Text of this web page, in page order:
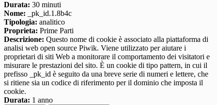
Durata: 30 minuti
Nome: _pk_id.1.8b4c
Tipologia: analitico
Proprieta: Prime Parti
Descrizione: Questo nome di cookie è associato alla piattaforma di
analisi web open source Piwik. Viene utilizzato per aiutare i
proprietari di siti Web a monitorare il comportamento dei visitatori e
misurare le prestazioni del sito. È un cookie di tipo pattern, in cui il
prefisso _pk_id è seguito da una breve serie di numeri e lettere, che
si ritiene sia un codice di riferimento per il dominio che imposta il
cookie.
Durata: 1 anno